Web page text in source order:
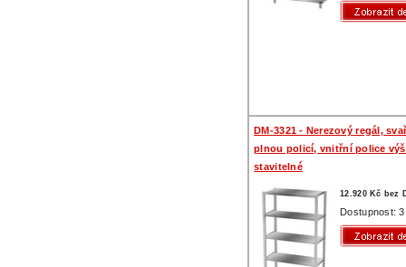
DM-3321 - Nerezový regál,
plnou policí, vnitřní police
stavitelné
12.920 Kč bez
Dostupnost: